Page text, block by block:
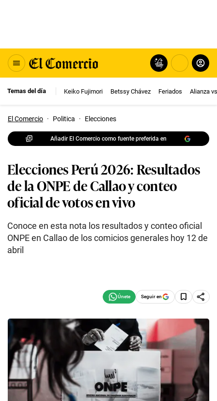
Temas del día Keiko Fujimori Betssy Chávez Feriados Alianza
El Comercio · Politica · Elecciones
Añadir El Comercio como fuente preferida en
Elecciones Perú 2026: Resultados
de la ONPE de Callao y conteo
oficial de votos en vivo
Conoce en esta nota los resultados y conteo oficial
ONPE en Callao de los comicios generales hoy 12 de
abril
Seguir en